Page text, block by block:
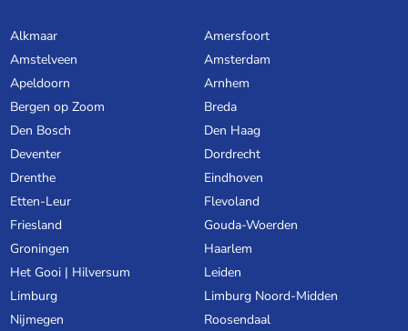
Alkmaar
Amersfoort
Amstelveen
Amsterdam
Apeldoorn
Arnhem
Bergen op Zoom
Breda
Den Bosch
Den Haag
Deventer
Dordrecht
Drenthe
Eindhoven
Etten-Leur
Flevoland
Friesland
Gouda-Woerden
Groningen
Haarlem
Het Gooi | Hilversum
Leiden
Limburg
Limburg Noord-Midden
Nijmegen
Roosendaal